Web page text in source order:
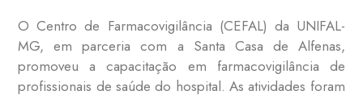
O Centro de Farmacovigilância (CEFAL) da UNIFAL-
MG, em parceria com a Santa Casa de Alfenas,
promoveu a capacitação em farmacovigilância de
profissionais de saúde do hospital. As atividades foram